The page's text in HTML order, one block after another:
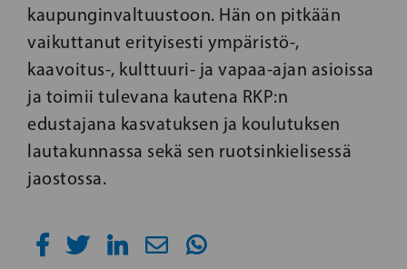
kaupunginvaltuustoon. Hän on pitkään
vaikuttanut erityisesti ympäristö-,
kaavoitus-, kulttuuri- ja vapaa-ajan asioissa
ja toimii tulevana kautena RKP:n
edustajana kasvatuksen ja koulutuksen
lautakunnassa sekä sen ruotsinkielisessä
jaostossa.